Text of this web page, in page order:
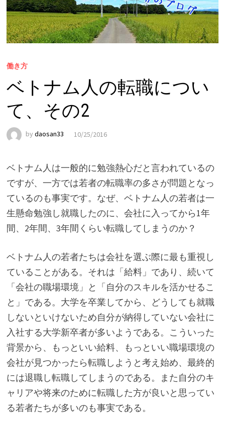
働き方
ベトナム人の転職につい
て、その2
by daosan33 10/25/2016
ベトナム人は一般的に勉強熱心だと言われているの
ですが、一方では若者の転職率の多さが問題となっ
ているのも事実です。なぜ、ベトナム人の若者は一
生懸命勉強し就職したのに、会社に入ってから1年
間、2年間、3年間くらい転職してしまうのか？
ベトナム人の若者たちは会社を選ぶ際に最も重視し
ていることがある。それは「給料」であり、続いて
「会社の職場環境」と「自分のスキルを活かせるこ
と」である。大学を卒業してから、どうしても就職
しないといけないため自分が納得していない会社に
入社する大学新卒者が多いようである。こういった
背景から、もっといい給料、もっといい職場環境の
会社が見つかったら転職しようと考え始め、最終的
には退職し転職してしまうのである。また自分のキ
ャリアや将来のために転職した方が良いと思ってい
る若者たちが多いのも事実である。